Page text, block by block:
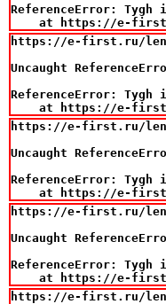
ReferenceError: Tygh
at https://e-
https://e-first.ru/
Uncaught
ReferenceError: Tygh
at https://e-
https://e-first.ru/
Uncaught
ReferenceError: Tygh
at https://e-
https://e-first.ru/
Uncaught
ReferenceError: Tygh
at https://e-
https://e-first.ru/